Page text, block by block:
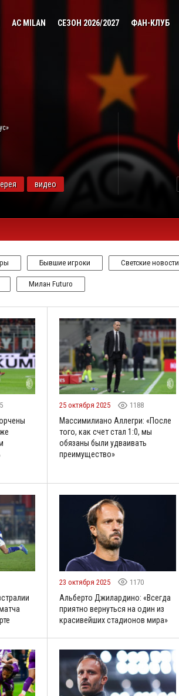
AC MILAN СЕЗОН 2026/2027 ФАН-КЛУБ
видео
Бывшие игроки Светские новости
Милан Futuro
25 октября 2025 1188
Массимилиано Аллегри: «После
того, как счет стал 1:0, мы
обязаны были удваивать
преимущество»
23 октября 2025 1170
Альберто Джилардино: «Всегда
приятно вернуться на один из
красивейших стадионов мира»